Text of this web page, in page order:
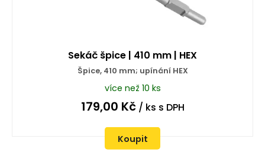
Sekáč špice | 410 mm | HEX
Špice, 410 mm; upínání HEX
více než 10 ks
179,00 Kč/ ks s DPH
Koupit